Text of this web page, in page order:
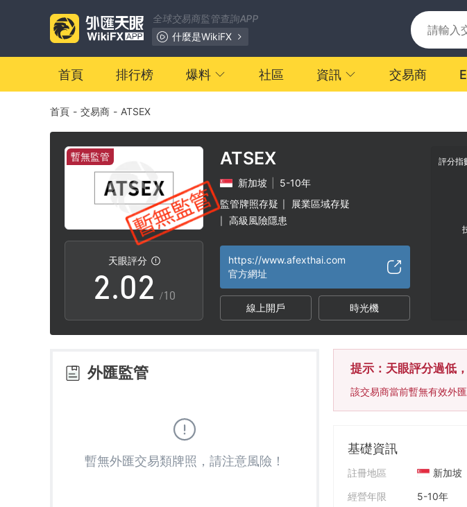
全球交易商監管查詢APP
什麼是WikiFX
首頁 排行榜 爆料 社區 資訊 交易商
首頁 - 交易商 - ATSEX
暫無監管
天眼評分
0
1
2
3
4
6
.0
1
2
4
0
1
2
3
4
6
/10
ATSEX
新加坡
5-10年
監管牌照存疑
展業區域存疑
高級風險隱患
https://www.afexthai.com
官方網址
線上開戶 時光機
評分指
外匯監管
暫無外匯交易類牌照，請注意風險！
提示：天眼評分過低
該交易商當前暫無有效外
基礎資訊
註冊地區
新加坡
經營年限
5-10年